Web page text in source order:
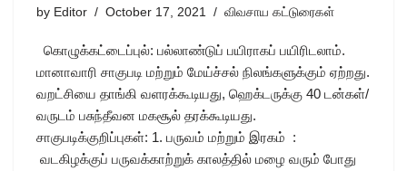
by Editor October 17, 2021 விவசாய கட்டுரைகள்
கொழுக்கட்டைப்புல்: பல்லாண்டுப் பயிராகப் பயிரிடலாம்.
மானாவாரி சாகுபடி மற்றும் மேய்ச்சல் நிலங்களுக்கும் ஏற்றது.
வறட்சியை தாங்கி வளரக்கூடியது, ஹெக்டருக்கு 40 டன்கள்/
வருடம் பசுந்தீவன மகசூல் தரக்கூடியது.
சாகுபடிக்குறிப்புகள்: 1. பருவம் மற்றும் இரகம் :
வடகிழக்குப் பருவக்காற்றுக் காலத்தில் மழை வரும் போது